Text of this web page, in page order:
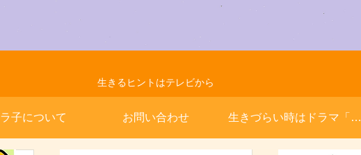
生きるヒントはテレビから
子について お問い合わせ 生きづらい時はドラマ「す